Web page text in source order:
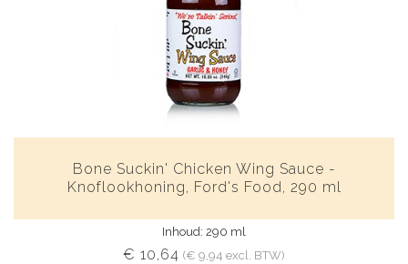
Bone Suckin' Chicken Wing Sauce -
Knoflookhoning, Ford's Food, 290 ml
Inhoud: 290 ml
€ 10,64 (€ 9,94 excl. BTW)